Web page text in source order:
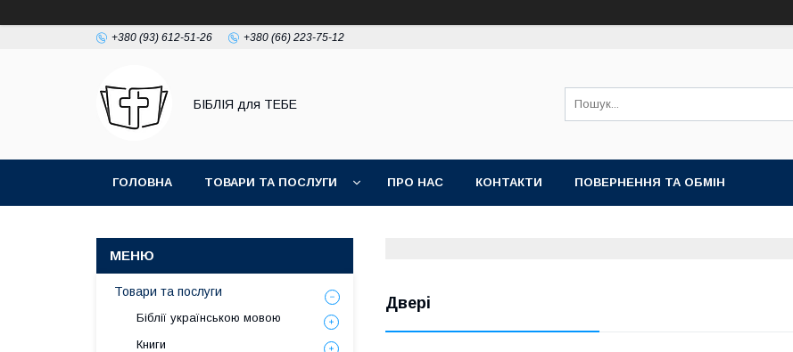
+380 (93) 612-51-26 +380 (66) 223-75-12
БІБЛІЯ для ТЕБЕ
ГОЛОВНА ТОВАРИ ТА ПОСЛУГИ ПРО НАС КОНТАКТИ ПОВЕРНЕННЯ ТА ОБМІН
Двері
Товари та послуги
Біблії українською мовою
Книги